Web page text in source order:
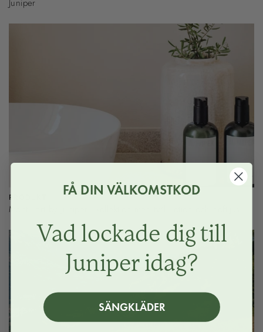
Juniper
PRODUKT
Mont Fort by Juniper - kollektion med tvål, lotion och doftljus
FÅ DIN VÄLKOMSTKOD
Vad lockade dig till
Juniper idag?
SÄNGKLÄDER